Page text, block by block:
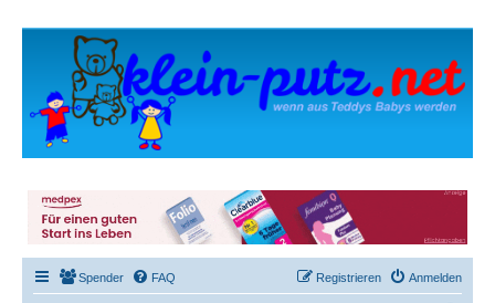
Spender FAQ Anmelden
Registrieren